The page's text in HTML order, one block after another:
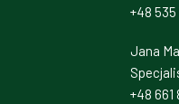
+48 535
Jana
+48 661